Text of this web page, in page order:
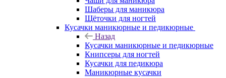
Шаберы для маникюра
Щёточки для ногтей
Кусачки маникюрные и педикюрные
Назад
Кусачки маникюрные и педикюрные
Книпсеры для ногтей
Кусачки для педикюра
Маникюрные кусачки